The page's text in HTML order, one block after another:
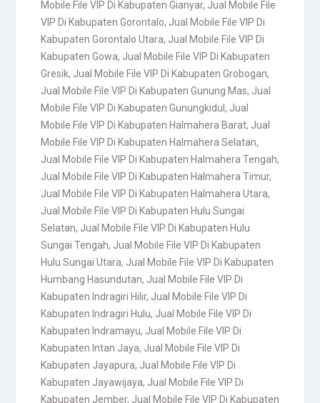
Mobile File VIP Di Kabupaten Gianyar, Jual Mobile File
VIP Di Kabupaten Gorontalo, Jual Mobile File VIP Di
Kabupaten Gorontalo Utara, Jual Mobile File VIP Di
Kabupaten Gowa, Jual Mobile File VIP Di Kabupaten
Gresik, Jual Mobile File VIP Di Kabupaten Grobogan,
Jual Mobile File VIP Di Kabupaten Gunung Mas, Jual
Mobile File VIP Di Kabupaten Gunungkidul , Jual
Mobile File VIP Di Kabupaten Halmahera Barat, Jual
Mobile File VIP Di Kabupaten Halmahera Selatan,
Jual Mobile File VIP Di Kabupaten Halmahera Tengah,
Jual Mobile File VIP Di Kabupaten Halmahera Timur,
Jual Mobile File VIP Di Kabupaten Halmahera Utara,
Jual Mobile File VIP Di Kabupaten Hulu Sungai
Selatan, Jual Mobile File VIP Di Kabupaten Hulu
Sungai Tengah, Jual Mobile File VIP Di Kabupaten
Hulu Sungai Utara, Jual Mobile File VIP Di Kabupaten
Humbang Hasundutan, Jual Mobile File VIP Di
Kabupaten Indragiri Hilir, Jual Mobile File VIP Di
Kabupaten Indragiri Hulu, Jual Mobile File VIP Di
Kabupaten Indramayu, Jual Mobile File VIP Di
Kabupaten Intan Jaya, Jual Mobile File VIP Di
Kabupaten Jayapura, Jual Mobile File VIP Di
Kabupaten Jayawijaya, Jual Mobile File VIP Di
Kabupaten Jember, Jual Mobile File VIP Di Kabupaten